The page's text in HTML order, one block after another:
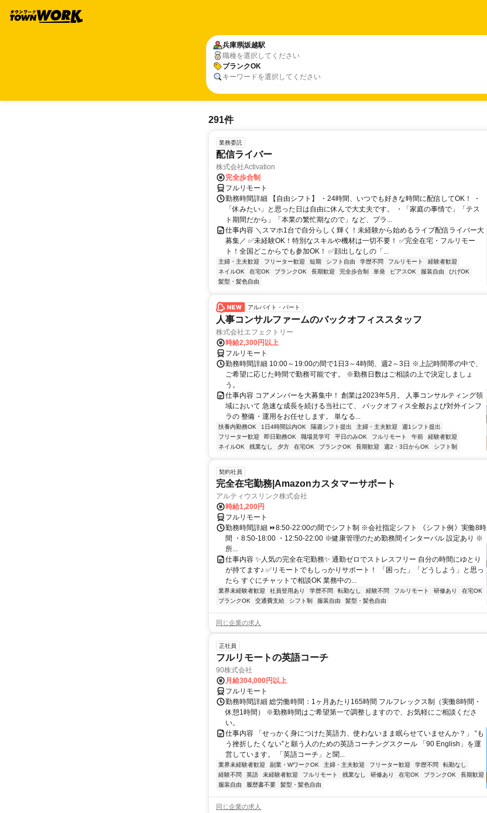
兵庫県坂越駅
職種を選択してください
ブランクOK
キーワードを選択してください
291件
業務委託
配信ライバー
株式会社Activation
完全歩合制
フルリモート
勤務時間詳細 【自由シフト】 ・24時間、いつでも好きな時間に配信してOK！ ・
「休みたい」と思った日は自由に休んで大丈夫です。 ・「家庭の事情で」「テス
ト期間だから」「本業の繁忙期なので」など、プラ...
仕事内容 ＼スマホ1台で自分らしく輝く！未経験から始めるライブ配信ライバー大
募集／ ✅未経験OK！特別なスキルや機材は一切不要！ ✅完全在宅・フルリモー
ト！全国どこからでも参加OK！ ✅顔出しなしの「...
主婦・主夫歓迎 フリーター歓迎 短期 シフト自由 学歴不問 フルリモート
経験者歓迎
ネイルOK
在宅OK ブランクOK 長期歓迎 完全歩合制 単発 ピアスOK 服装自由
ひげOK
髪型・髪色自由
アルバイト・パート
人事コンサルファームのバックオフィススタッフ
株式会社エフェクトリー
時給2,300円以上
フルリモート
勤務時間詳細 10:00～19:00の間で1日3～4時間、週2～3日 ※上記時間帯の中で、
ご希望に応じた時間で勤務可能です。 ※勤務日数はご相談の上で決定しましょ
う。
仕事内容 コアメンバーを大募集中！ 創業は2023年5月。 人事コンサルティング領
域において 急速な成長を続ける当社にて、 バックオフィス全般および対外インフ
ラの 整備・運用をお任せします。 単なる...
扶養内勤務OK 1日4時間以内OK 隔週シフト提出 主婦・主夫歓迎
週1シフト提出
フリーター歓迎
即日勤務OK 職場見学可 平日のみOK フルリモート 午前
経験者歓迎
ネイルOK
残業なし 夕方 在宅OK ブランクOK 長期歓迎 週2・3日からOK シフト制
契約社員
完全在宅勤務|Amazonカスタマーサポート
アルティウスリンク株式会社
時給1,200円
フルリモート
勤務時間詳細 ⏩8:50-22:00の間でシフト制 ※会社指定シフト 《シフト例》実働8時
間 ・8:50-18:00 ・12:50-22:00 ※健康管理のため勤務間インターバル 設定あり ※
所...
仕事内容 ✨人気の完全在宅勤務✨ 通勤ゼロでストレスフリー 自分の時間にゆとり
が持てます♪ ✅リモートでもしっかりサポート！ 「困った」「どうしよう」と思っ
たら すぐにチャットで相談OK 業務中の...
業界未経験者歓迎 社員登用あり 学歴不問 転勤なし 経験不問 フルリモート 研修あり
在宅OK
ブランクOK
交通費支給 シフト制 服装自由 髪型・髪色自由
同じ企業の求人
正社員
フルリモートの英語コーチ
90株式会社
月給304,000円以上
フルリモート
勤務時間詳細 総労働時間：1ヶ月あたり165時間 フルフレックス制（実働8時間・
休憩1時間） ※勤務時間はご希望第一で調整しますので、お気軽にご相談くださ
い。
仕事内容 「せっかく身につけた英語力、使わないまま眠らせていませんか？」 “も
う挫折したくない”と願う人のための英語コーチングスクール 「90 English」を運
営しています。 「英語コーチ」と聞...
業界未経験者歓迎 副業・WワークOK 主婦・主夫歓迎 フリーター歓迎 学歴不問
転勤なし
経験不問
英語 未経験者歓迎 フルリモート 残業なし 研修あり 在宅OK ブランクOK
長期歓迎
服装自由
履歴書不要 髪型・髪色自由
同じ企業の求人